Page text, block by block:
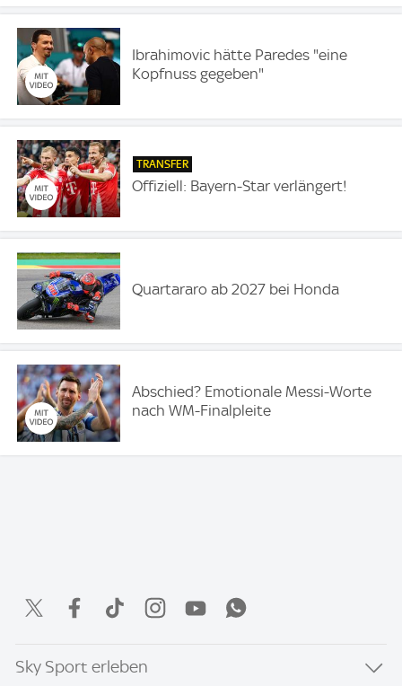
Ibrahimovic hätte Paredes "eine
Kopfnuss gegeben"
TRANSFER
Offiziell: Bayern-Star verlängert!
Quartararo ab 2027 bei Honda
Abschied? Emotionale Messi-Worte
nach WM-Finalpleite
Sky Sport erleben